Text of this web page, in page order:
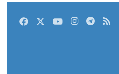
FacebookTwitterYoutubeInstagramRSS